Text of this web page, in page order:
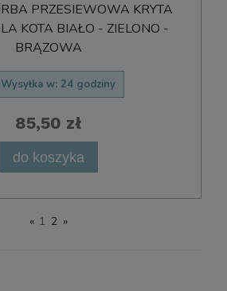
PRZESIEWOWA KRYTA
KOTA BIAŁO - ZIELONO -
BRĄZOWA
Wysyłka w: 24 godziny
85,50 zł
do koszyka
« 1 2 »